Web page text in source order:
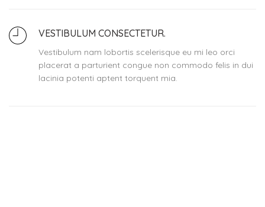
VESTIBULUM CONSECTETUR.
Vestibulum nam lobortis scelerisque eu mi leo orci
placerat a parturient congue non commodo felis in dui
lacinia potenti aptent torquent mia.